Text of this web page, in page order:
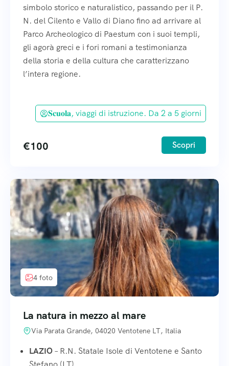
simbolo storico e naturalistico, passando per il P.
N. del Cilento e Vallo di Diano fino ad arrivare al
Parco Archeologico di Paestum con i suoi templi,
gli agorà greci e i fori romani a testimonianza
della storia e della cultura che caratterizzano
l’intera regione.
𝐒𝐜𝐮𝐨𝐥𝐚, viaggi di istruzione. Da 2 a 5 giorni
€100 Scopri
4 foto
La natura in mezzo al mare
Via Parata Grande, 04020 Ventotene LT, Italia
LAZIO– R.N. Statale Isole di Ventotene e Santo